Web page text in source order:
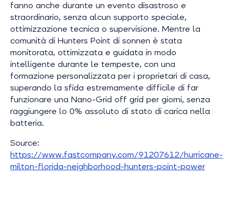
fanno anche durante un evento disastroso e
straordinario, senza alcun supporto speciale,
ottimizzazione tecnica o supervisione. Mentre la
comunità di Hunters Point di sonnen è stata
monitorata, ottimizzata e guidata in modo
intelligente durante le tempeste, con una
formazione personalizzata per i proprietari di casa,
superando la sfida estremamente difficile di far
funzionare una Nano-Grid off grid per giorni, senza
raggiungere lo 0% assoluto di stato di carica nella
batteria.
Source:
https://www.fastcompany.com/91207612/hurricane-
milton-florida-neighborhood-hunters-point-power